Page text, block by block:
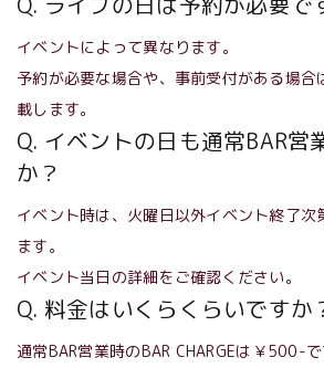
イベントによって異なります。
予約が必要な場合や、事前受付がある場合
載します。
Q. イベントの日も通常BAR営
か？
イベント時は、火曜日以外イベント終了次
ます。
イベント当日の詳細をご確認ください。
Q. 料金はいくらくらいですか
通常BAR営業時のBAR CHARGEは￥500-で